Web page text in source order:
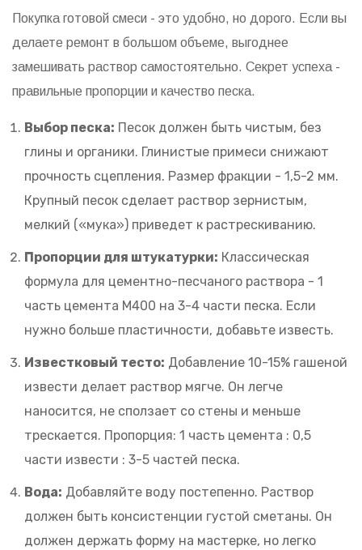
Покупка готовой смеси - это удобно, но дорого. Если вы
делаете ремонт в большом объеме, выгоднее
замешивать раствор самостоятельно. Секрет успеха -
правильные пропорции и качество песка.
Выбор песка: Песок должен быть чистым, без
глины и органики. Глинистые примеси снижают
прочность сцепления. Размер фракции - 1,5-2 мм.
Крупный песок сделает раствор зернистым,
мелкий («мука») приведет к растрескиванию.
Пропорции для штукатурки: Классическая
формула для цементно-песчаного раствора - 1
часть цемента М400 на 3-4 части песка. Если
нужно больше пластичности, добавьте известь.
Известковый тесто: Добавление 10-15% гашеной
извести делает раствор мягче. Он легче
наносится, не сползает со стены и меньше
трескается. Пропорция: 1 часть цемента : 0,5
части извести : 3-5 частей песка.
Вода: Добавляйте воду постепенно. Раствор
должен быть консистенции густой сметаны. Он
должен держать форму на мастерке, но легко